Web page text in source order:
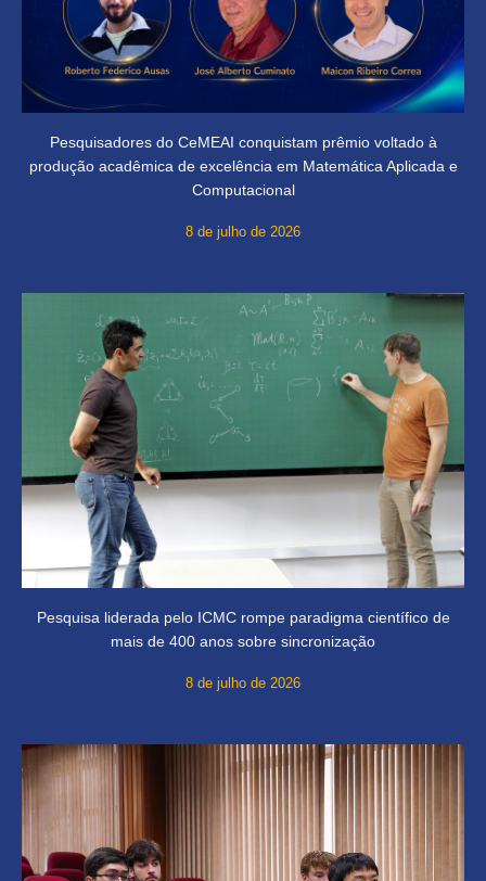
Pesquisadores do CeMEAI conquistam prêmio voltado à
produção acadêmica de excelência em Matemática Aplicada e
Computacional
8 de julho de 2026
Pesquisa liderada pelo ICMC rompe paradigma científico de
mais de 400 anos sobre sincronização
8 de julho de 2026